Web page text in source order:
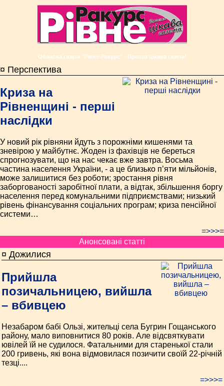
Обласна газета "Рівне-Ракурс" - Просто цікава газета!
¤ Перспектива
Криза на
Рівненщині - перші
наслідки
У новий рік рівняни йдуть з порожніми кишенями та
зневірою у майбутнє. Жоден із фахівців не береться
спрогнозувати, що на нас чекає вже завтра. Восьма
частина населення України, - а це близько п’яти мільйонів,
може залишитися без роботи; зростання рівня
заборгованості заробітної плати, а відтак, збільшення боргу
населення перед комунальними підприємствами; низький
рівень фінансування соціальних програм; криза пенсійної
системи…
=>>>=
Анонсовані статті
¤ Дожилися
Прийшла
позичальницею, вийшла
– вбивцею
Незабаром бабі Ользі, жительці села Бугрин Гощанського
району, мало виповнитися 80 років. Але відсвяткувати
ювілей їй не судилося. Фатальними для старенької стали
200 гривень, які вона відмовилася позичити своїй 22-річній
тезці....
=>>>=